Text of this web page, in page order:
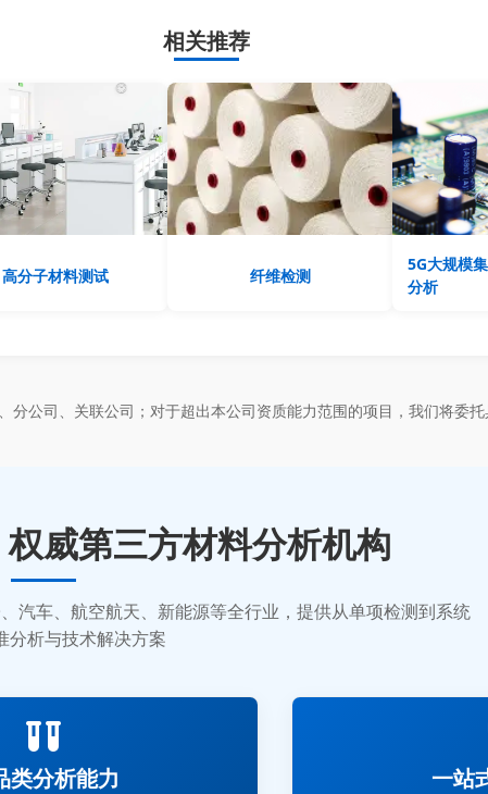
相关推荐
高分子材料测试 纤维检测
5G大规模
分析
公司、关联公司；对于超出本公司资质能力范围的项目，我们将委
威第三方材料分析机构
汽车、航空航天、新能源等全行业，提供从单项检测到系统
分析与技术解决方案
类分析能力 一站